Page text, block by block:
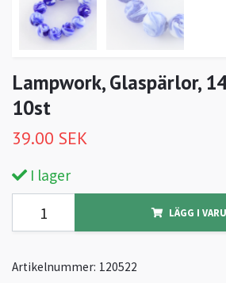
Lampwork, Glaspärlor,
10st
39.00 SEK
I lager
LÄGG I
Artikelnummer: 120522